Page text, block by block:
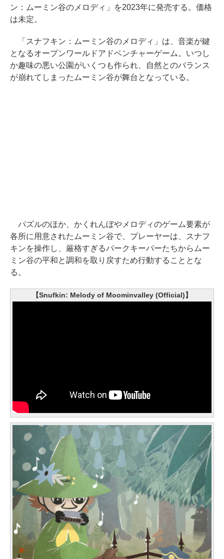
ン：ムーミン谷のメロディ」を2023年に発売する。価格
は未定。
「スナフキン：ムーミン谷のメロディ」は、音楽が鍵
となるオープンワールドアドベンチャーゲーム。いつし
か趣味の悪い公園がいくつも作られ、自然とのバランス
が崩れてしまったムーミン谷が舞台となっている。
パズルのほか、かくれんぼやメロディのゲーム要素が
各所に用意されたムーミン谷で、プレーヤーは、スナフ
キンを操作し、厳格すぎるパークキーパーたちからムー
ミン谷の平和と調和を取り戻すため行動することとな
る。
【Snufkin: Melody of Moominvalley (Official)】